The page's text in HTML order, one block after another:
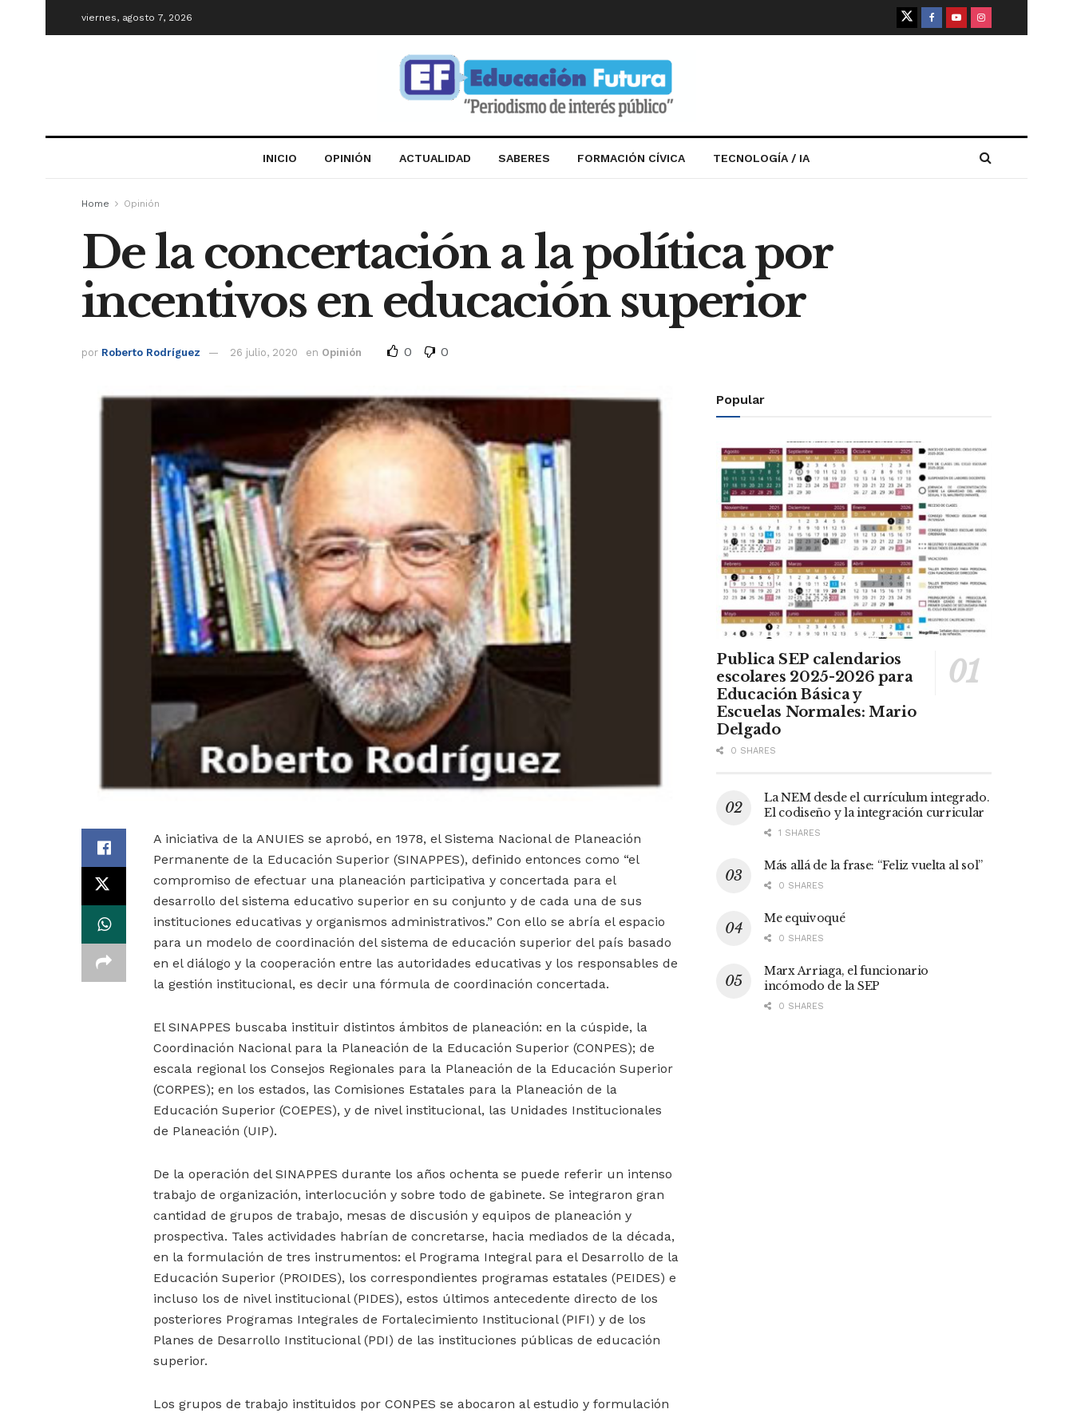
viernes, agosto 7, 2026
INICIO OPINIÓN ACTUALIDAD SABERES FORMACIÓN CÍVICA TECNOLOGÍA / IA
Home Opinión
De la concertación a la política por
incentivos en educación superior
por Roberto Rodríguez 26 julio, 2020 en Opinión 0 0
A iniciativa de la ANUIES se aprobó, en 1978, el Sistema Nacional de Planeación
Permanente de la Educación Superior (SINAPPES), definido entonces como “el
compromiso de efectuar una planeación participativa y concertada para el
desarrollo del sistema educativo superior en su conjunto y de cada una de sus
instituciones educativas y organismos administrativos.” Con ello se abría el espacio
para un modelo de coordinación del sistema de educación superior del país basado
en el diálogo y la cooperación entre las autoridades educativas y los responsables de
la gestión institucional, es decir una fórmula de coordinación concertada.
El SINAPPES buscaba instituir distintos ámbitos de planeación: en la cúspide, la
Coordinación Nacional para la Planeación de la Educación Superior (CONPES); de
escala regional los Consejos Regionales para la Planeación de la Educación Superior
(CORPES); en los estados, las Comisiones Estatales para la Planeación de la
Educación Superior (COEPES), y de nivel institucional, las Unidades Institucionales
de Planeación (UIP).
De la operación del SINAPPES durante los años ochenta se puede referir un intenso
trabajo de organización, interlocución y sobre todo de gabinete. Se integraron gran
cantidad de grupos de trabajo, mesas de discusión y equipos de planeación y
prospectiva. Tales actividades habrían de concretarse, hacia mediados de la década,
en la formulación de tres instrumentos: el Programa Integral para el Desarrollo de la
Educación Superior (PROIDES), los correspondientes programas estatales (PEIDES) e
incluso los de nivel institucional (PIDES), estos últimos antecedente directo de los
posteriores Programas Integrales de Fortalecimiento Institucional (PIFI) y de los
Planes de Desarrollo Institucional (PDI) de las instituciones públicas de educación
superior.
Los grupos de trabajo instituidos por CONPES se abocaron al estudio y formulación
Popular
Publica SEP calendarios
escolares 2025-2026 para
Educación Básica y
Escuelas Normales: Mario
Delgado
0 SHARES
La NEM desde el currículum integrado.
El codiseño y la integración curricular
1 SHARES
Más allá de la frase: “Feliz vuelta al sol”
0 SHARES
Me equivoqué
0 SHARES
Marx Arriaga, el funcionario
incómodo de la SEP
0 SHARES